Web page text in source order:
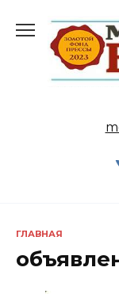
содержанию
ГЛАВНАЯ